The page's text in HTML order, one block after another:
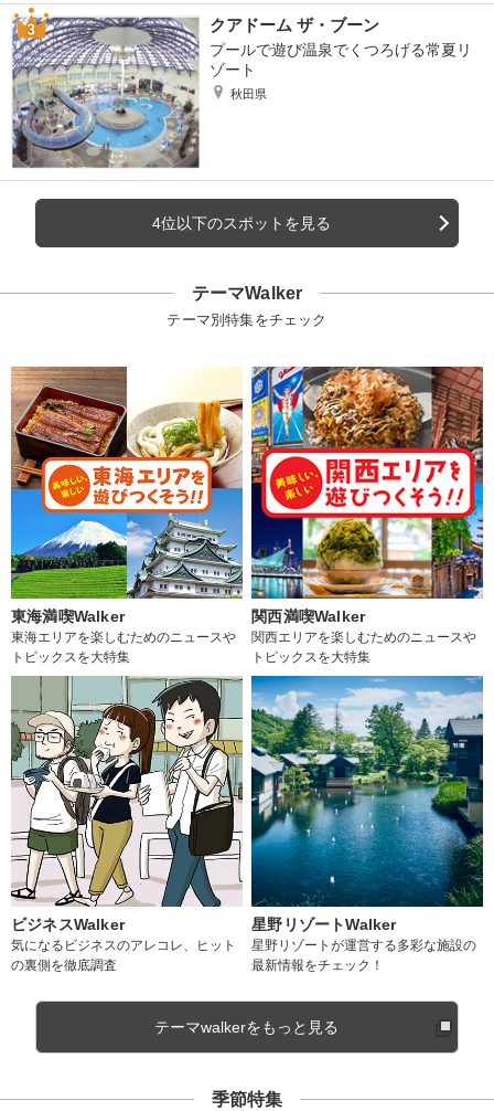
クアドーム ザ・ブーン
プールで遊び温泉でくつろげる常夏リ
ゾート
秋田県
4位以下のスポットを見る
テーマWalker
テーマ別特集をチェック
東海満喫Walker
東海エリアを楽しむためのニュースや
トピックスを大特集
関西満喫Walker
関西エリアを楽しむためのニュースや
トピックスを大特集
ビジネスWalker
気になるビジネスのアレコレ、ヒット
の裏側を徹底調査
星野リゾートWalker
星野リゾートが運営する多彩な施設の
最新情報をチェック！
テーマwalkerをもっと見る
季節特集